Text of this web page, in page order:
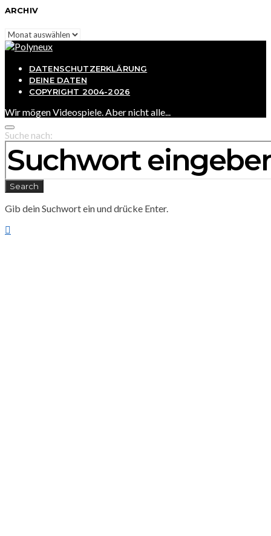
ARCHIV
Archiv
DATENSCHUTZERKLÄRUNG
DEINE DATEN
COPYRIGHT 2004-2026
Wir mögen Videospiele. Aber nicht alle...
Suche nach:
Search
Gib dein Suchwort ein und drücke Enter.